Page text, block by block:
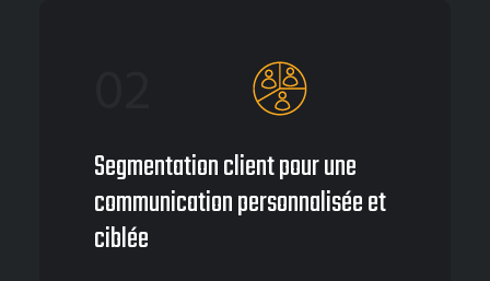
Segmentation client pour une
communication personnalisée et
ciblée